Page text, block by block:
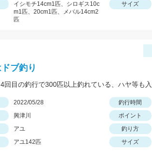
イシモチ14cm1匹、シロギス10c
m1匹、20cm1匹、メバル14cm2
匹
サイズ
ブ釣り
回目の釣行で300匹以上釣れている、ハヤ等も
2022/05/28 釣行時間
興津川 ポイント
アユ 釣り方
アユ142匹 サイズ